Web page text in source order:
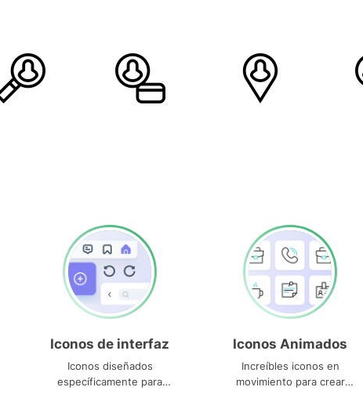
Iconos de interfaz
Iconos diseñados
específicamente para
Iconos Animados
Increíbles iconos en
movimiento para crear